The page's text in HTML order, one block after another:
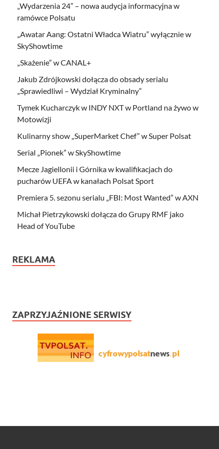
„Wydarzenia 24” – nowa audycja informacyjna w
ramówce Polsatu
„Awatar Aang: Ostatni Władca Wiatru” wyłącznie w
SkyShowtime
„Skażenie” w CANAL+
Jakub Zdrójkowski dołącza do obsady serialu
„Sprawiedliwi – Wydział Kryminalny”
Tymek Kucharczyk w INDY NXT w Portland na żywo w
Motowizji
Kulinarny show „SuperMarket Chef” w Super Polsat
Serial „Pionek” w SkyShowtime
Mecze Jagiellonii i Górnika w kwalifikacjach do
pucharów UEFA w kanałach Polsat Sport
Premiera 5. sezonu serialu „FBI: Most Wanted” w AXN
Michał Pietrzykowski dołącza do Grupy RMF jako
Head of YouTube
REKLAMA
ZAPRZYJAŹNIONE SERWISY